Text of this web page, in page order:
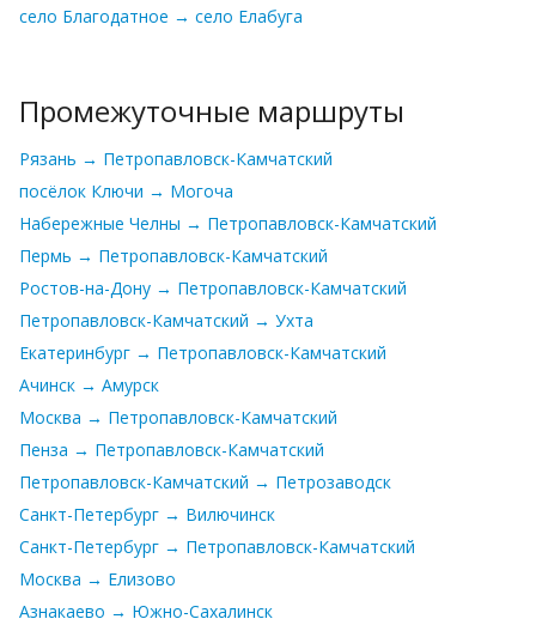
село Благодатное → село Елабуга
Промежуточные маршруты
Рязань → Петропавловск-Камчатский
посёлок Ключи → Могоча
Набережные Челны → Петропавловск-Камчатский
Пермь → Петропавловск-Камчатский
Ростов-на-Дону → Петропавловск-Камчатский
Петропавловск-Камчатский → Ухта
Екатеринбург → Петропавловск-Камчатский
Ачинск → Амурск
Москва → Петропавловск-Камчатский
Пенза → Петропавловск-Камчатский
Петропавловск-Камчатский → Петрозаводск
Санкт-Петербург → Вилючинск
Санкт-Петербург → Петропавловск-Камчатский
Москва → Елизово
Азнакаево → Южно-Сахалинск